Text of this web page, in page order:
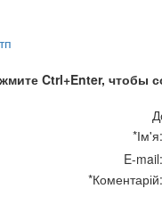
Ctrl+Enter, чтобы
*Ім'я:
E-mail:
*Коментарій: